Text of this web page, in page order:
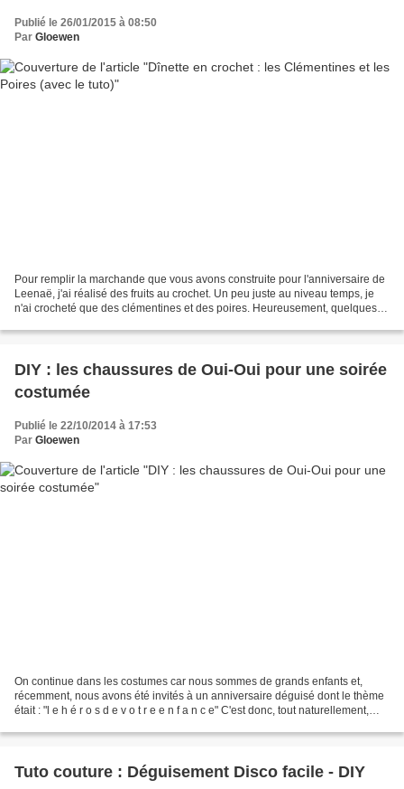
Publié le 26/01/2015 à 08:50
Par Gloewen
Pour remplir la marchande que vous avons construite pour l'anniversaire de
Leenaë, j'ai réalisé des fruits au crochet. Un peu juste au niveau temps, je
n'ai crocheté que des clémentines et des poires. Heureusement, quelques
DIY : les chaussures de Oui-Oui pour une soirée
costumée
Publié le 22/10/2014 à 17:53
Par Gloewen
On continue dans les costumes car nous sommes de grands enfants et,
récemment, nous avons été invités à un anniversaire déguisé dont le thème
était : "l e h é r o s d e v o t r e e n f a n c e" C'est donc, tout naturellement,
Tuto couture : Déguisement Disco facile - DIY